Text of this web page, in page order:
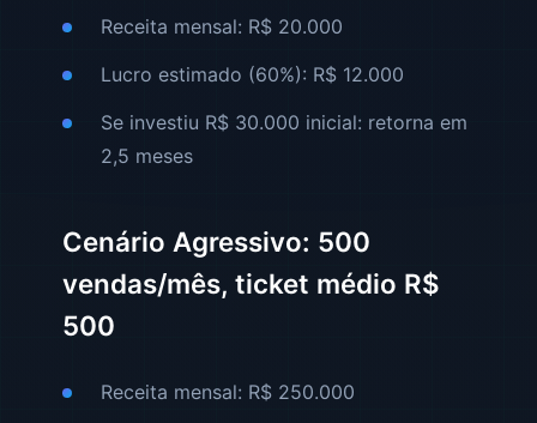
Receita mensal: R$ 20.000
Lucro estimado (60%): R$ 12.000
Se investiu R$ 30.000 inicial: retorna em
2,5 meses
Cenário Agressivo: 500
vendas/mês, ticket médio R$
500
Receita mensal: R$ 250.000